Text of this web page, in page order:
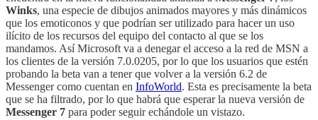
Winks, una especie de dibujos animados mayores y más dinámicos
que los emoticonos y que podrían ser utilizado para hacer un uso
ilícito de los recursos del equipo del contacto al que se los
mandamos. Así Microsoft va a denegar el acceso a la red de MSN a
los clientes de la versión 7.0.0205, por lo que los usuarios que estén
probando la beta van a tener que volver a la versión 6.2 de
Messenger como cuentan en InfoWorld. Esta es precisamente la beta
que se ha filtrado, por lo que habrá que esperar la nueva versión de
Messenger 7 para poder seguir echándole un vistazo.